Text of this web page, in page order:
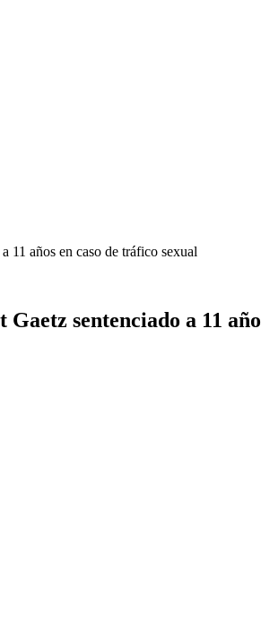
11 años en caso de tráfico sexual
sentenciado a 11